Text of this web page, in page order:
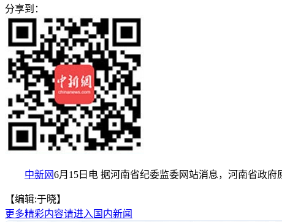
分享到：
中新网6月15日电 据河南省纪委监委网站消息，河南省政
【编辑:于晓】
更多精彩内容请进入国内新闻